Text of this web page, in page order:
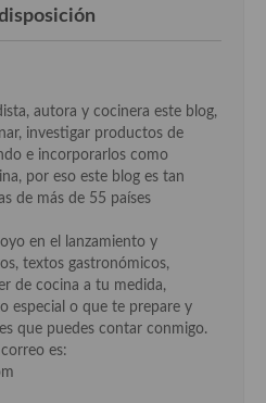
autora y cocinera este blog,
investigar productos de
e incorporarlos como
por eso este blog es tan
de más de 55 países
en el lanzamiento y
textos gastronómicos,
de cocina a tu medida,
especial o que te prepare y
que puedes contar conmigo.
es: